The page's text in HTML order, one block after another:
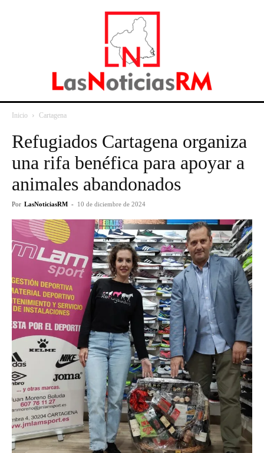
Inicio Cartagena
Refugiados Cartagena organiza
una rifa benéfica para apoyar a
animales abandonados
Por LasNoticiasRM - 10 de diciembre de 2024